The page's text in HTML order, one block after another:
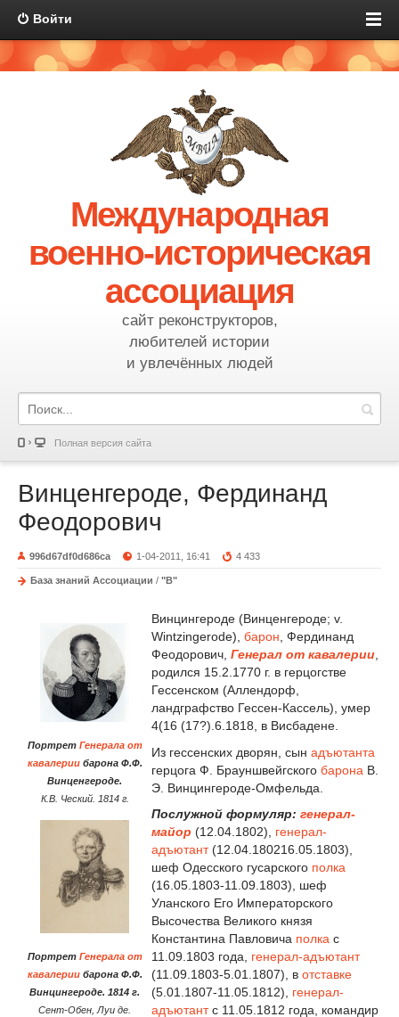
Войти
Международная
военно-историческая
ассоциация
сайт реконструкторов,
любителей истории
и увлечённых людей
Полная версия сайта
Винценгероде, Фердинанд
Феодорович
996d67df0d686ca 1-04-2011, 16:41 4 433
База знаний Ассоциации / "В"
Портрет Генерала от
кавалериибарона Ф.Ф.
Винценгероде.
К.В. Ческий. 1814 г.
Портрет Генерала от
кавалериибарона Ф.Ф.
Винцингероде. 1814 г.
Сент-Обен, Луи де.
Винцингероде (Винценгероде; v.
Wintzingerode), барон , Фердинанд
Феодорович, Генерал от кавалерии
родился 15.2.1770 г. в герцогстве
Гессенском (Аллендорф,
ландграфство Гессен-Кассель), умер
4(16 (17?).6.1818, в Висбадене.
Из гессенских дворян, сын адъютанта
герцога Ф. Брауншвейгского барона В.
Э. Винцингероде-Омфельда.
Послужной формуляр: генерал-
майор (12.04.1802), генерал-
адъютант(12.04.180216.05.1803),
шеф Одесского гусарского полка
(16.05.1803-11.09.1803), шеф
Уланского Его Императорского
Высочества Великого князя
Константина Павловича полка с
11.09.1803 года, генерал-адъютант
(11.09.1803-5.01.1807), в отставке
(5.01.1807-11.05.1812), генерал-
адъютантс 11.05.1812 года, командир